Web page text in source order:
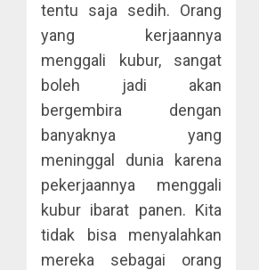
tentu saja sedih. Orang
yang kerjaannya
menggali kubur, sangat
boleh jadi akan
bergembira dengan
banyaknya yang
meninggal dunia karena
pekerjaannya menggali
kubur ibarat panen. Kita
tidak bisa menyalahkan
mereka sebagai orang